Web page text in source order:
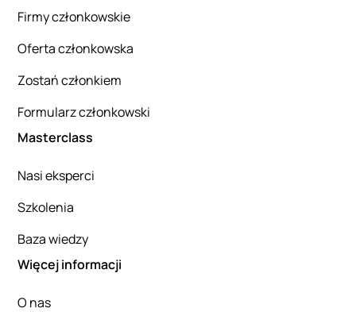
Firmy członkowskie
Oferta członkowska
Zostań członkiem
Formularz członkowski
Masterclass
Nasi eksperci
Szkolenia
Baza wiedzy
Więcej informacji
O nas